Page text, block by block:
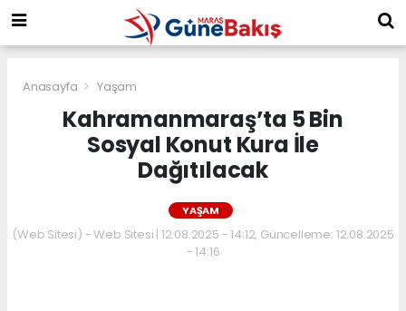
Anasayfa Yaşam
Kahramanmaraş’ta 5 Bin
Sosyal Konut Kura İle
Dağıtılacak
YAŞAM
(Web Sitesi) - Web Sitesi | 12.08.2025 - 14:12, Güncelleme: 12.08.2025
- 14:16